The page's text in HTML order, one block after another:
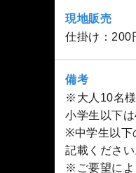
現地販売
仕掛け：200
備考
※大人10名様
小学生以下
※中学生以下
記載ください
※ご要望によ